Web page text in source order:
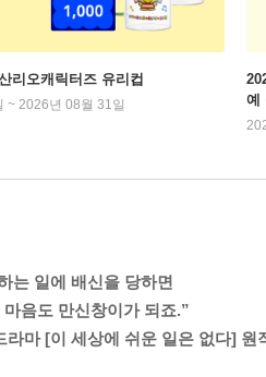
리오캐릭터즈 유리컵
~ 2026년 08월 31일
예
는 일에 배신을 당하면
음도 만신창이가 되죠.”
라마 [이 세상에 쉬운 일은 없다] 원